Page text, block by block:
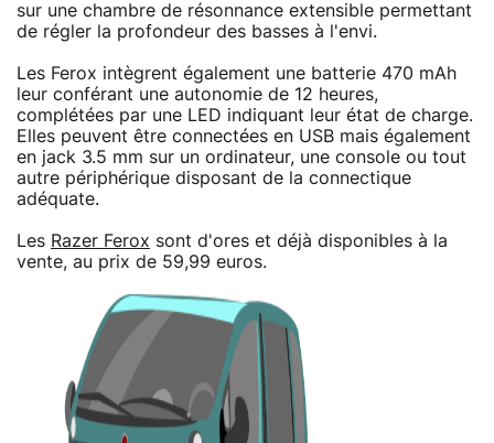
sur une chambre de résonnance extensible permettant
de régler la profondeur des basses à l'envi.
Les Ferox intègrent également une batterie 470 mAh
leur conférant une autonomie de 12 heures,
complétées par une LED indiquant leur état de charge.
Elles peuvent être connectées en USB mais également
en jack 3.5 mm sur un ordinateur, une console ou tout
autre périphérique disposant de la connectique
adéquate.
Les Razer Ferox sont d'ores et déjà disponibles à la
vente, au prix de 59,99 euros.